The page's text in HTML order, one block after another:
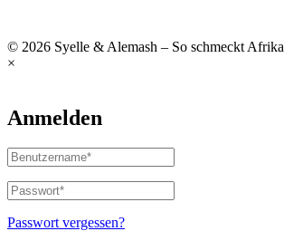
© 2026 Syelle & Alemash – So schmeckt Afrika
×
Anmelden
Passwort vergessen?